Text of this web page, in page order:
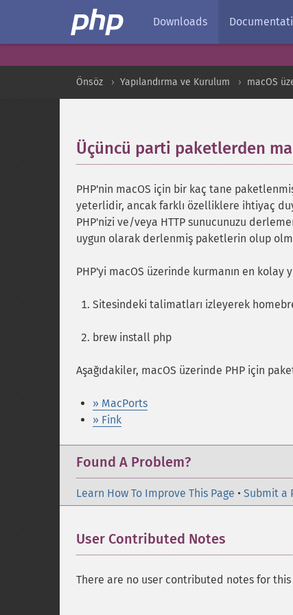
Downloads
Önsöz Yapılandırma ve Kurulum macOS
Üçüncü parti paketlerden
PHP'nin macOS için bir kaç tane
yeterlidir, ancak farklı özelliklere ihtiyaç
PHP'nizi ve/veya HTTP sunucunuzu
uygun olarak derlenmiş paketlerin olup
PHP'yi macOS üzerinde kurmanın en kolay
Sitesindeki talimatları izleyerek
brew install php
Aşağıdakiler, macOS üzerinde PHP için
» MacPorts
» Fink
Found A Problem?
Learn How To Improve This Page • Submit a
User Contributed Notes
There are no user contributed notes for this